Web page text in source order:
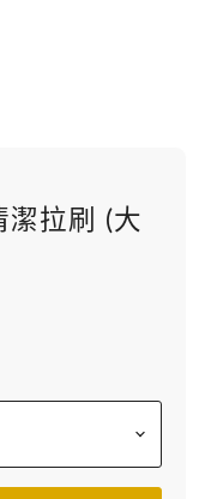
潔拉刷 (大